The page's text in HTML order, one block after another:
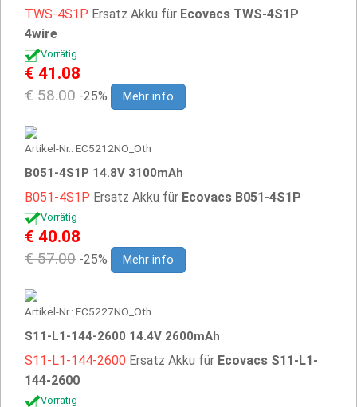
TWS-4S1P Ersatz Akku für Ecovacs TWS-4S1P
4wire
Vorrätig
€ 41.08
€ 58.00 -25% Mehr info
Artikel-Nr.: EC5212NO_Oth
B051-4S1P 14.8V 3100mAh
B051-4S1P Ersatz Akku für Ecovacs B051-4S1P
Vorrätig
€ 40.08
€ 57.00 -25% Mehr info
Artikel-Nr.: EC5227NO_Oth
S11-L1-144-2600 14.4V 2600mAh
S11-L1-144-2600 Ersatz Akku für Ecovacs S11-L1-
144-2600
Vorrätig